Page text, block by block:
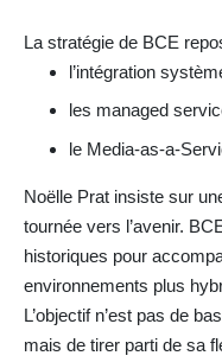
La stratégie de BCE
l’intégration
les managed
le Media-as-a-
Noëlle Prat insiste sur
tournée vers l’avenir.
historiques pour
environnements plus
L’objectif n’est pas de
mais de tirer parti de sa